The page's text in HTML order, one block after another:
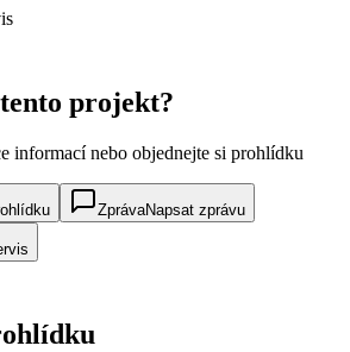
projekt?
informací nebo objednejte si prohlídku
ZprávaNapsat zprávu